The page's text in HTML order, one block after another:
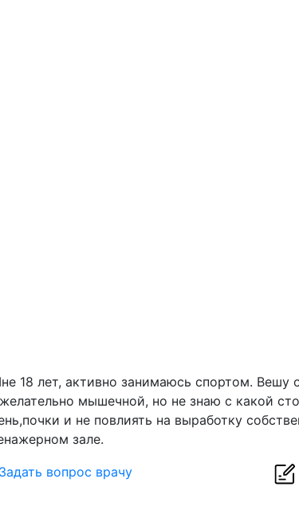
18 лет, активно занимаюсь спортом. Вешу
мышечной, но не знаю с какой
и не повлиять на выработку
зале.
Задать вопрос врачу